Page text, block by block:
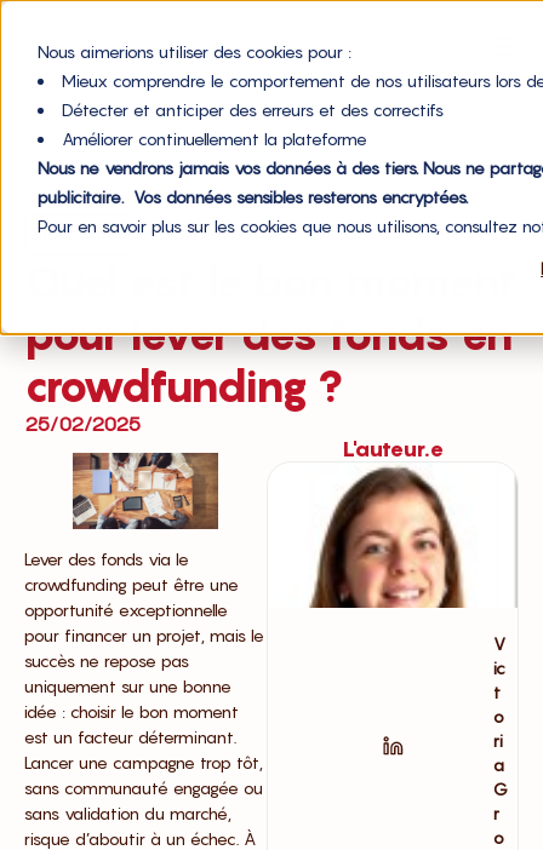
Nous aimerions utiliser des cookies pour :
Mieux comprendre le comportement de nos utilisateurs lors
Détecter et anticiper des erreurs et des correctifs
Améliorer continuellement la plateforme
Nous ne vendrons jamais vos données à des tiers. Nous ne
publicitaire. Vos données sensibles resterons encryptées.
Pour en savoir plus sur les cookies que nous utilisons, consultez
Financement
pour lever des fonds en
crowdfunding ?
25/02/2025
Lever des fonds via le
crowdfunding peut être une
opportunité exceptionnelle
pour financer un projet, mais le
succès ne repose pas
uniquement sur une bonne
idée : choisir le bon moment
est un facteur déterminant.
Lancer une campagne trop tôt,
sans communauté engagée ou
sans validation du marché,
risque d’aboutir à un échec. À
L'auteur.e
V
ic
t
o
ri
a
G
r
o